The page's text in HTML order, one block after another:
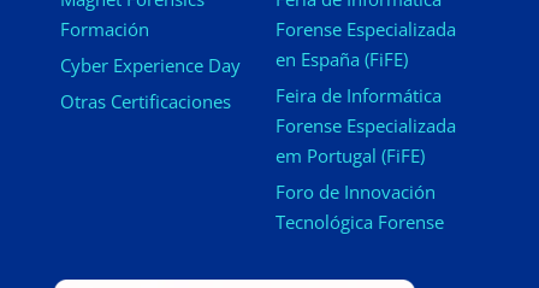
Formación
Cyber Experience Day
Otras Certificaciones
Forense Especializada
en España (FiFE)
Feira de Informática
Forense Especializada
em Portugal (FiFE)
Foro de Innovación
Tecnológica Forense